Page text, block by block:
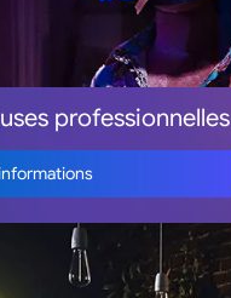
professionnelles